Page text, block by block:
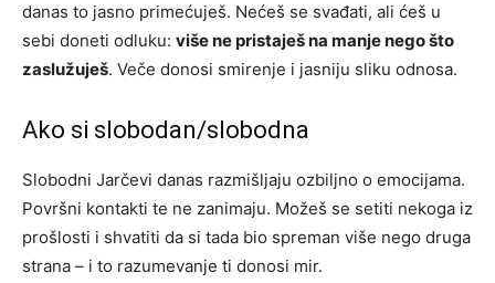
danas to jasno primećuješ. Nećeš se svađati, ali ćeš u
sebi doneti odluku: više ne pristaješ na manje nego što
zaslužuješ. Veče donosi smirenje i jasniju sliku odnosa.
Ako si slobodan/slobodna
Slobodni Jarčevi danas razmišljaju ozbiljno o emocijama.
Površni kontakti te ne zanimaju. Možeš se setiti nekoga iz
prošlosti i shvatiti da si tada bio spreman više nego druga
strana – i to razumevanje ti donosi mir.